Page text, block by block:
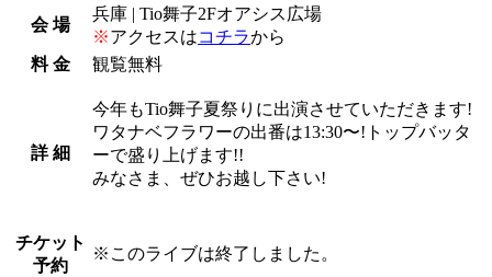
会 場
兵庫 | Tio舞子2Fオアシス広場
※アクセスはコチラから
料 金
観覧無料
詳 細
今年もTio舞子夏祭りに出演させていただきます!
ワタナベフラワーの出番は13:30〜!トップバッタ
ーで盛り上げます!!
みなさま、ぜひお越し下さい!
チケット
予約
※ このライブは終了しました。